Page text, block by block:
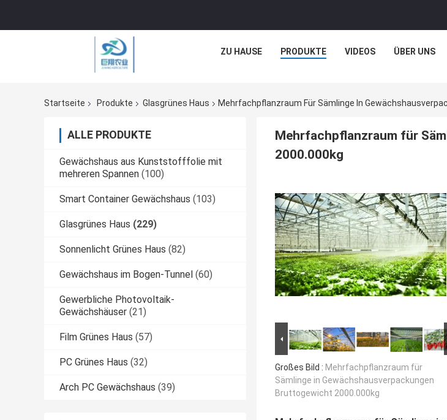
ZU HAUSE PRODUKTE VIDEOS ÜBER UNS
Startseite Produkte Glasgrünes Haus Mehrfachpflanzraum Für Sämlinge In
ALLE PRODUKTE
Gewächshaus aus Kunststofffolie mit
mehreren Spannen (100)
Smart Container Gewächshaus (103)
Glasgrünes Haus (229)
Sonnenlicht Grünes Haus (82)
Gewächshaus im Bogen-Tunnel (60)
Gewerbliche Photovoltaik-
Gewächshäuser (21)
Film Grünes Haus (57)
PC Grünes Haus (32)
Arch PC Gewächshaus (39)
Mehrfachpflanzraum für
2000.000kg
Großes Bild : Mehrfachpflanzraum für
Sämlinge in Gewächshausverpackungen
Bruttogewicht 2000.000kg